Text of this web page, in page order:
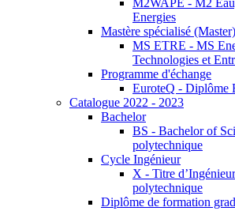
M2WAPE - M2
Energies
Mastère spécialisé (Master)
MS ETRE - MS
Technologies et
Programme d'échange
EuroteQ - Diplôme
Catalogue 2022 - 2023
Bachelor
BS - Bachelor of
polytechnique
Cycle Ingénieur
X - Titre
polytechnique
Diplôme de formation